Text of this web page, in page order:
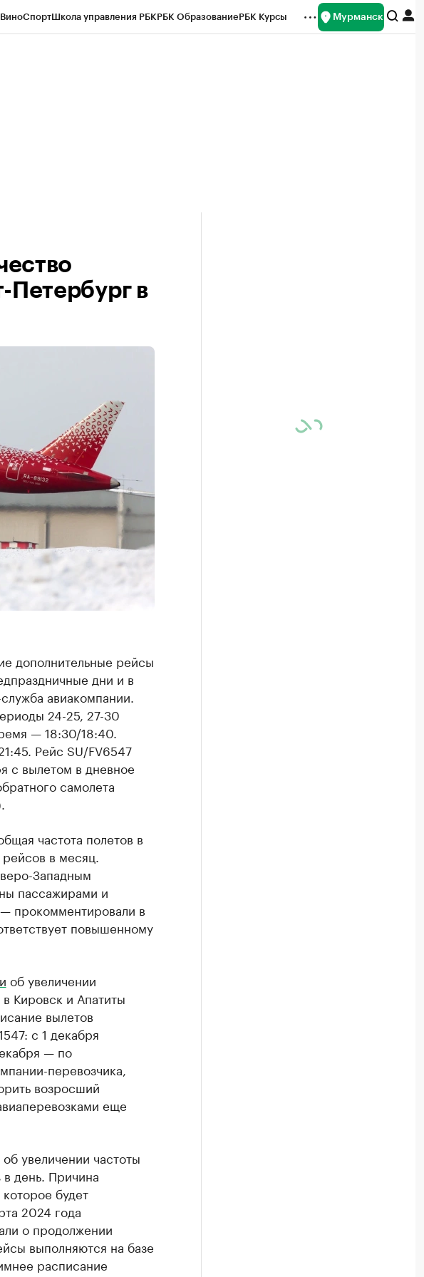
СпортШкола управления РБКРБК ОбразованиеРБК Курсы Мурманск
в
дополнительные рейсы
дни и в
авиакомпании.
24-25, 27-30
— 18:30/18:40.
Рейс SU/FV6547
с вылетом в дневное
самолета
частота полетов в
в месяц.
Западным
пассажирами и
прокомментировали в
повышенному
об увеличении
Кировск и Апатиты
вылетов
с 1 декабря
— по
перевозчика,
возросший
еще
об увеличении частоты
день. Причина
будет
2024 года
о продолжении
выполняются на базе
расписание